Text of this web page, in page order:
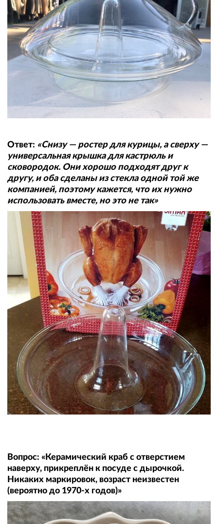
Ответ: «Снизу — ростер для курицы, а сверху —
универсальная крышка для кастрюль и
сковородок. Они хорошо подходят друг к
другу, и оба сделаны из стекла одной той же
компанией, поэтому кажется, что их нужно
использовать вместе, но это не так»
Вопрос: «Керамический краб с отверстием
наверху, прикреплён к посуде с дырочкой.
Никаких маркировок, возраст неизвестен
(вероятно до 1970-х годов)»